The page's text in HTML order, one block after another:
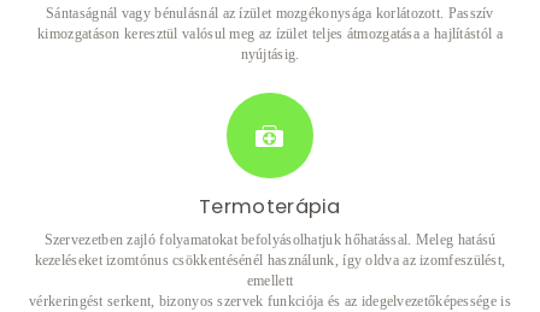
Sántaságnál vagy bénulásnál az ízület mozgékonysága korlátozott. Passzív
kimozgatáson keresztül valósul meg az ízület teljes átmozgatása a hajlítástól a
nyújtásig.
Termoterápia
Szervezetben zajló folyamatokat befolyásolhatjuk hőhatással. Meleg hatású
kezeléseket izomtónus csökkentésénél használunk, így oldva az izomfeszülést,
emellett
vérkeringést serkent, bizonyos szervek funkciója és az idegelvezetőképessége is